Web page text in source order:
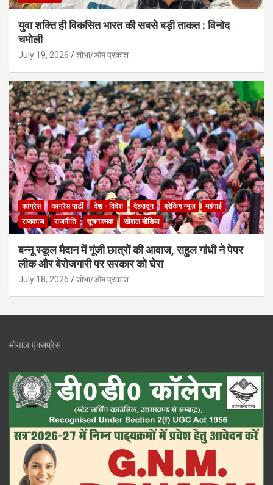
युवा शक्ति ही विकसित भारत की सबसे बड़ी ताकत : विनोद
चमोली
July 19, 2026 शोभा/ओम प्रकाश
कांग्रेस काग्रेस पार्टी देश - विदेश देहरादून ब्रेकिंग न्यूज़
महंगाई
राजकाज
राजनीति सूचनात्मक सोशल मीडिया
बन्नू स्कूल मैदान में गूंजी छात्रों की आवाज, राहुल गांधी ने पेपर
लीक और बेरोजगारी पर सरकार को घेरा
July 18, 2026 शोभा/ओम प्रकाश
मोनाल एक्सप्रेस